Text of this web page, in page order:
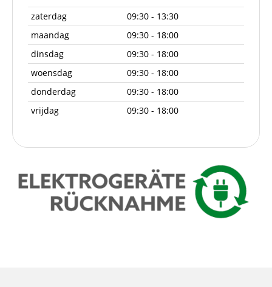
zaterdag
09:30 - 13:30
maandag
09:30 - 18:00
dinsdag
09:30 - 18:00
woensdag
09:30 - 18:00
donderdag
09:30 - 18:00
vrijdag
09:30 - 18:00